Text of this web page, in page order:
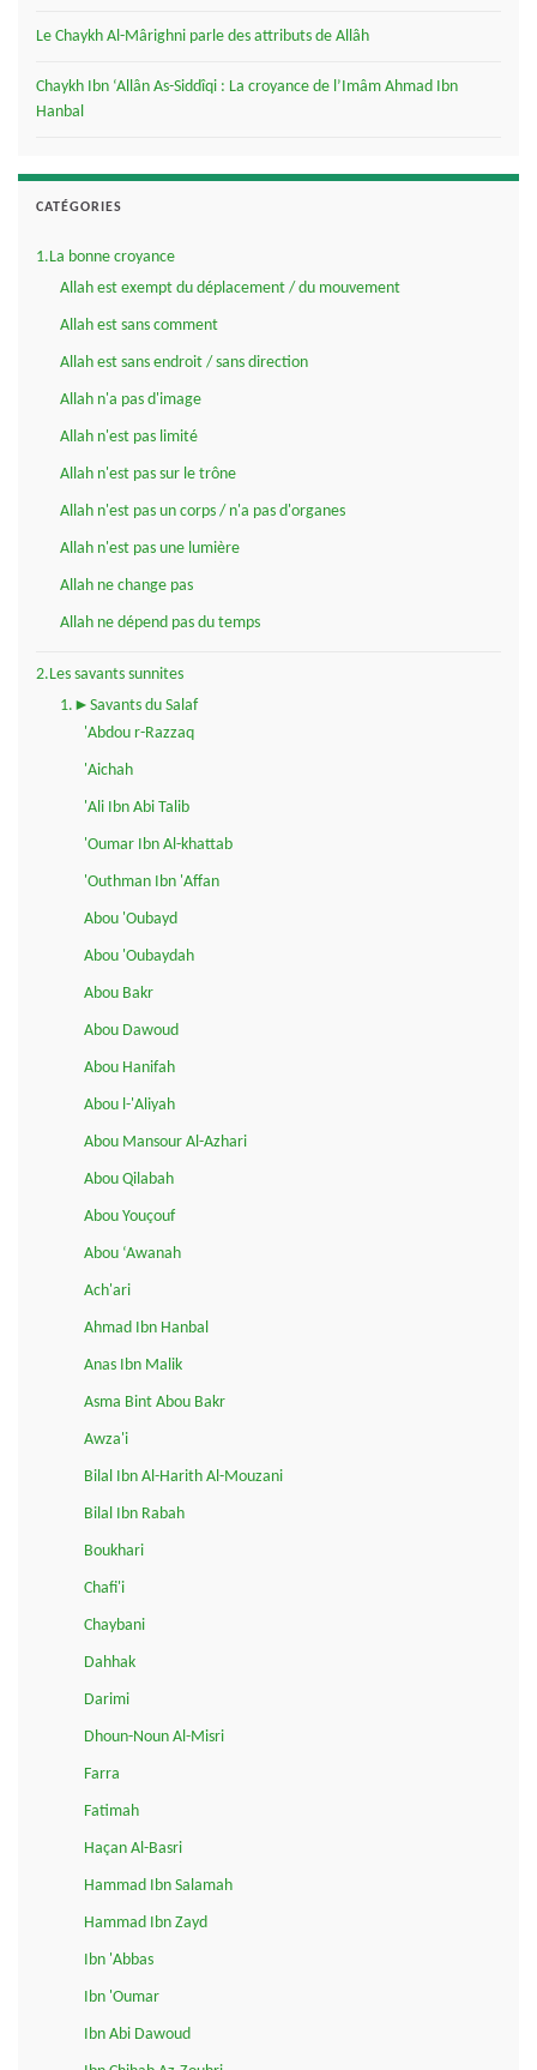
Le Chaykh Al-Mârighni parle des attributs de Allâh
Chaykh Ibn ‘Allân As-Siddîqi : La croyance de l’Imâm Ahmad Ibn
Hanbal
CATÉGORIES
1.La bonne croyance
Allah est exempt du déplacement / du mouvement
Allah est sans comment
Allah est sans endroit / sans direction
Allah n'a pas d'image
Allah n'est pas limité
Allah n'est pas sur le trône
Allah n'est pas un corps / n'a pas d'organes
Allah n'est pas une lumière
Allah ne change pas
Allah ne dépend pas du temps
2.Les savants sunnites
1.►Savants du Salaf
'Abdou r-Razzaq
'Aichah
'Ali Ibn Abi Talib
'Oumar Ibn Al-khattab
'Outhman Ibn 'Affan
Abou 'Oubayd
Abou 'Oubaydah
Abou Bakr
Abou Dawoud
Abou Hanifah
Abou l-'Aliyah
Abou Mansour Al-Azhari
Abou Qilabah
Abou Youçouf
Abou ‘Awanah
Ach'ari
Ahmad Ibn Hanbal
Anas Ibn Malik
Asma Bint Abou Bakr
Awza'i
Bilal Ibn Al-Harith Al-Mouzani
Bilal Ibn Rabah
Boukhari
Chafi'i
Chaybani
Dahhak
Darimi
Dhoun-Noun Al-Misri
Farra
Fatimah
Haçan Al-Basri
Hammad Ibn Salamah
Hammad Ibn Zayd
Ibn 'Abbas
Ibn 'Oumar
Ibn Abi Dawoud